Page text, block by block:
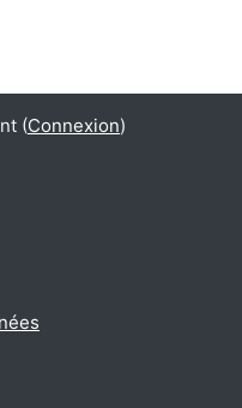
(Connexion)